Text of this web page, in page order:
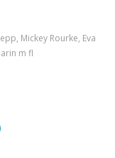
Mickey Rourke, Eva
m fl